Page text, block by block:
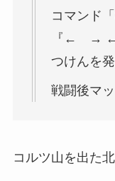
コマンド
『← → ←
つけんを
戦闘後マ
コルツ山を出た